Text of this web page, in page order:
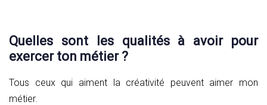
Quelles sont les qualités à avoir pour
exercer ton métier ?
Tous ceux qui aiment la créativité peuvent aimer mon
métier.